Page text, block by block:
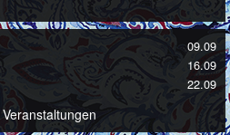
09.09
16.09
22.09